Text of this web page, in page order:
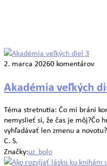
2. marca 20260 komentárov
Akadémia veľkých
Téma stretnutia: Čo mi bráni
nemyslieť si, že čas je môj?Čo
vyhľadávať len zmenu a
C. S.
Značky:uz_bolo